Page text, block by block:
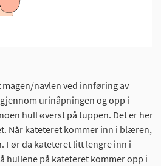
navlen ved innføring av
urinåpningen og opp i
hull øverst på tuppen. Det er her
Når kateteret kommer inn i blæren,
Før da kateteret litt lengre inn i
hullene på kateteret kommer opp i